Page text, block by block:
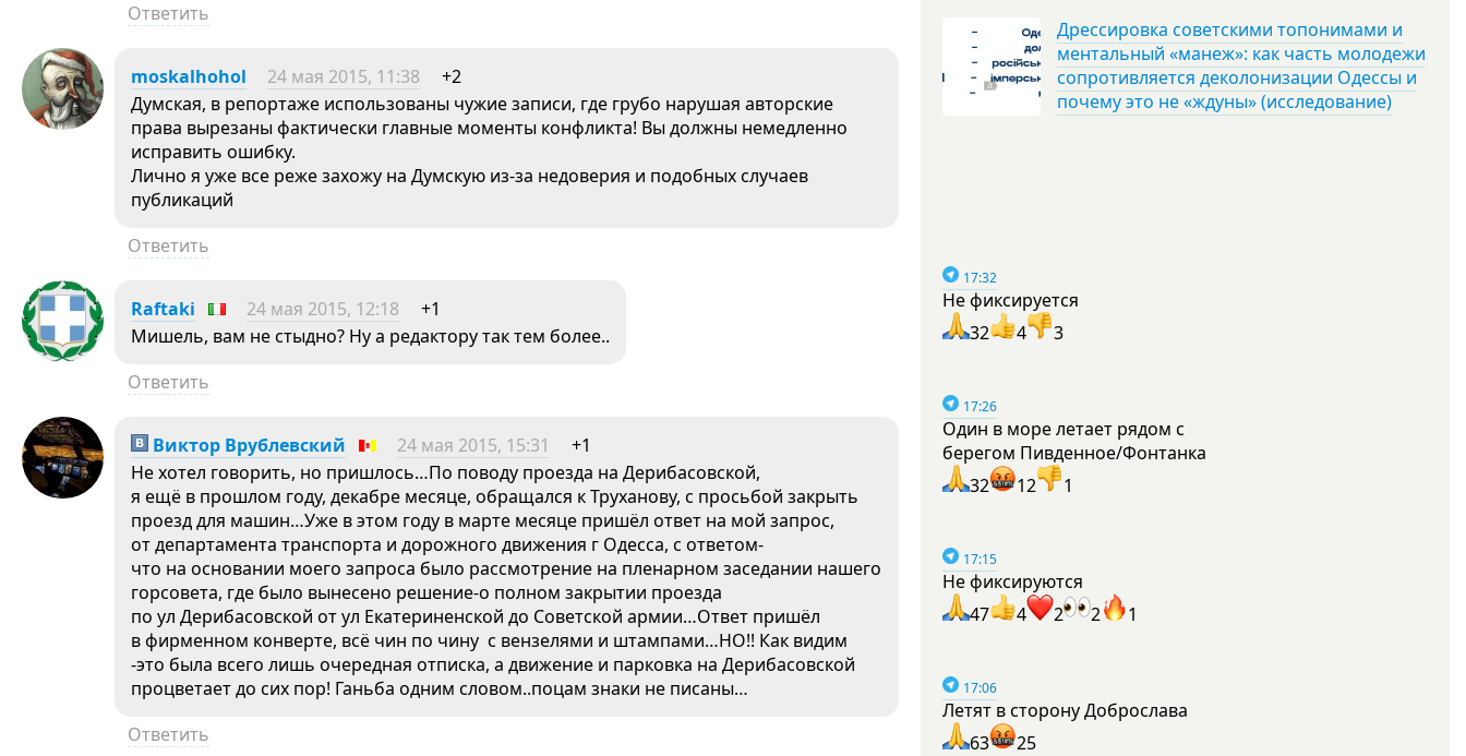
Ответить
moskalhohol 24 мая 2015, 11:38
+2
Думская, в репортаже использованы чужие записи, где грубо нарушая авторские
права вырезаны фактически главные моменты конфликта! Вы должны немедленно
исправить ошибку.
Лично я уже все реже захожу на Думскую из-за недоверия и подобных случаев
публикаций
Ответить
Raftaki 24 мая 2015, 12:18
+1
Мишель, вам не стыдно? Ну а редактору так тем более..
Ответить
Виктор Врублевский 24 мая 2015, 15:31
+1
Не хотел говорить, но пришлось…По поводу проезда на Дерибасовской,
я ещё в прошлом году, декабре месяце, обращался к Труханову, с просьбой закрыть
проезд для машин…Уже в этом году в марте месяце пришёл ответ на мой запрос,
от департамента транспорта и дорожного движения г Одесса, с ответом-
что на основании моего запроса было рассмотрение на пленарном заседании нашего
горсовета, где было вынесено решение-о полном закрытии проезда
по ул Дерибасовской от ул Екатериненской до Советской армии…Ответ пришёл
в фирменном конверте, всё чин по чину с вензелями и штампами…НО!! Как видим
-это была всего лишь очередная отписка, а движение и парковка на Дерибасовской
процветает до сих пор! Ганьба одним словом..поцам знаки не писаны…
Ответить
Дрессировка советскими топонимами и
ментальный «манеж»: как часть молодежи
сопротивляется деколонизации Одессы и
почему это не «ждуны» (исследование)
17:32
Не фиксируется
32
4 3
17:26
Один в море летает рядом с
берегом Пивденное/Фонтанка
32
12 1
17:15
Не фиксируются
47
4 2 2 1
17:06
Летят в сторону Доброслава
63
25